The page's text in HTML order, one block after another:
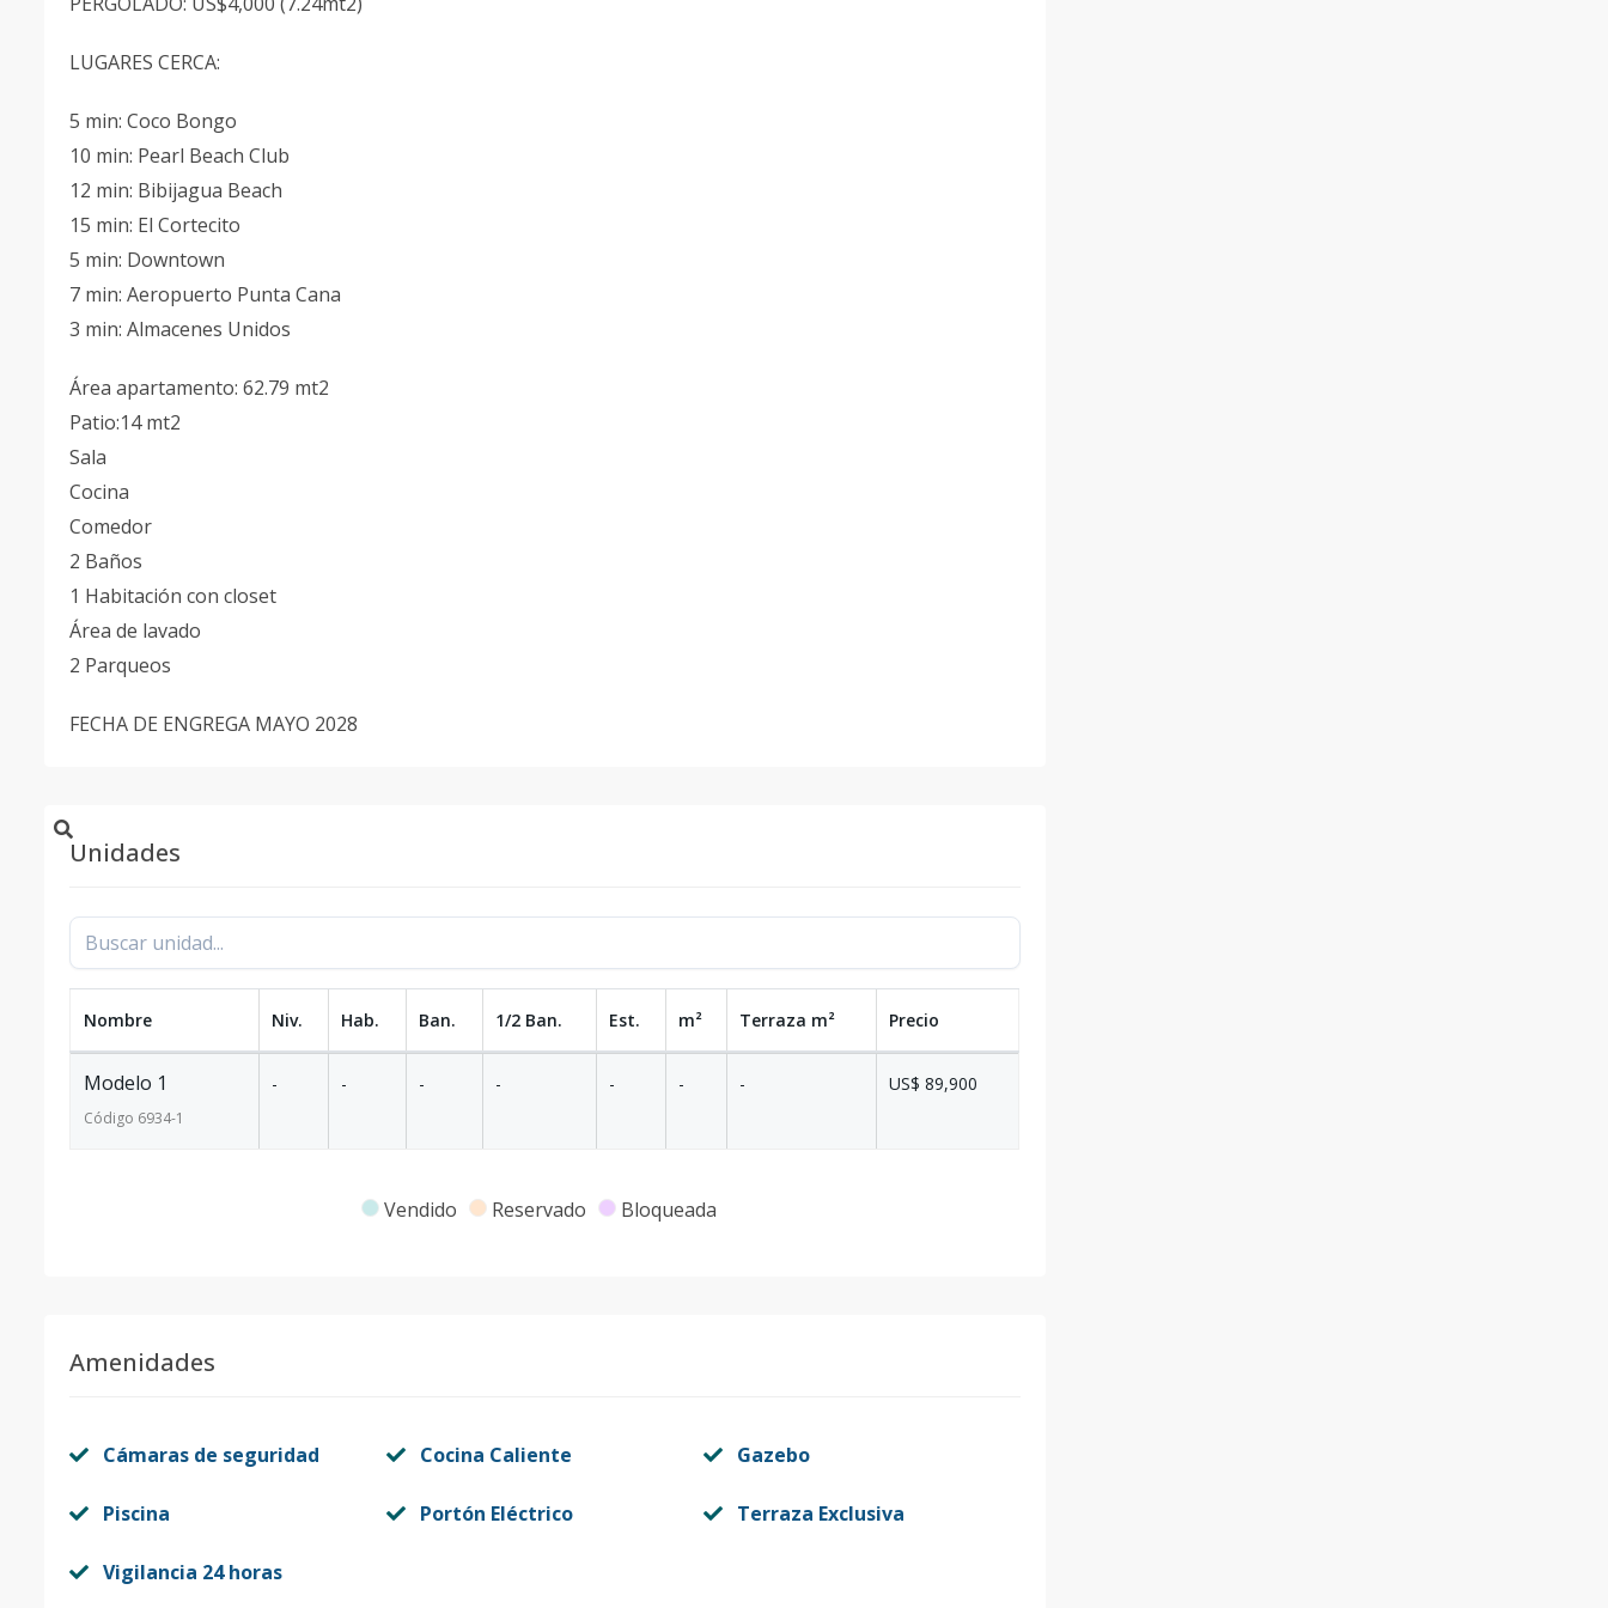
LUGARES CERCA:
5 min: Coco Bongo
10 min: Pearl Beach Club
12 min: Bibijagua Beach
15 min: El Cortecito
5 min: Downtown
7 min: Aeropuerto Punta Cana
3 min: Almacenes Unidos
Área apartamento: 62.79 mt2
Patio:14 mt2
Sala
Cocina
Comedor
2 Baños
1 Habitación con closet
Área de lavado
2 Parqueos
FECHA DE ENGREGA MAYO 2028
Unidades
Nombre Niv. Hab. Ban. 1/2 Ban. Est. m² Terraza m² Precio
Modelo 1
Código 6934-1
- - - - - - - US$ 89,900
Vendido Reservado Bloqueada
Amenidades
Cámaras de seguridad Cocina Caliente Gazebo
Piscina Portón Eléctrico Terraza Exclusiva
Vigilancia 24 horas